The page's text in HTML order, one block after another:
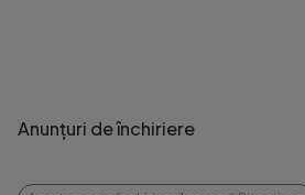
Anunțuri de închiriere